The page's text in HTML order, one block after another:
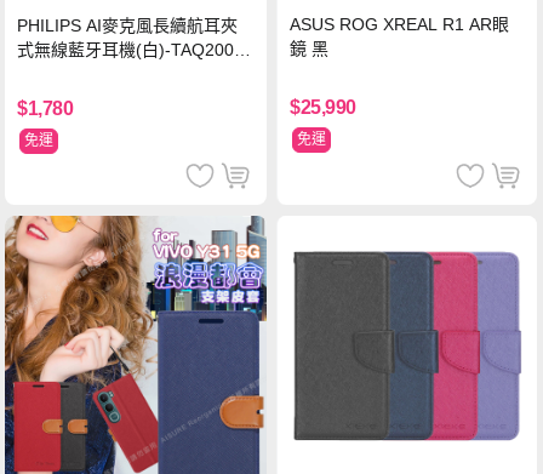
PHILIPS AI麥克風長續航耳夾
式無線藍牙耳機(白)-TAQ2000
$1,780
免運
ASUS ROG XREAL R1 AR眼
鏡 黑
$25,990
免運